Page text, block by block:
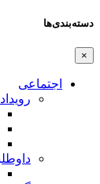
دسته‌بندی‌ها
×
اجتماعی
رویداد